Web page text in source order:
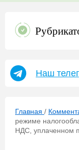
Наш
Главная /
режиме
НДС, уплаченном